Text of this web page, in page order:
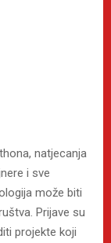
natjecanja
i sve
može biti
Prijave su
projekte koji